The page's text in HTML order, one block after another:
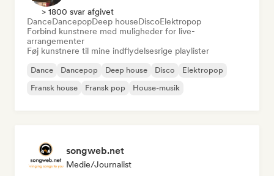
> 1800 svar afgivet
DanceDancepopDeep houseDiscoElektropop
Forbind kunstnere med muligheder for live-
arrangementer
Føj kunstnere til mine indflydelsesrige playlister
Dance Dancepop Deep house Disco
Elektropop
Fransk house
Fransk pop House-musik
songweb.net
Medie/journalist